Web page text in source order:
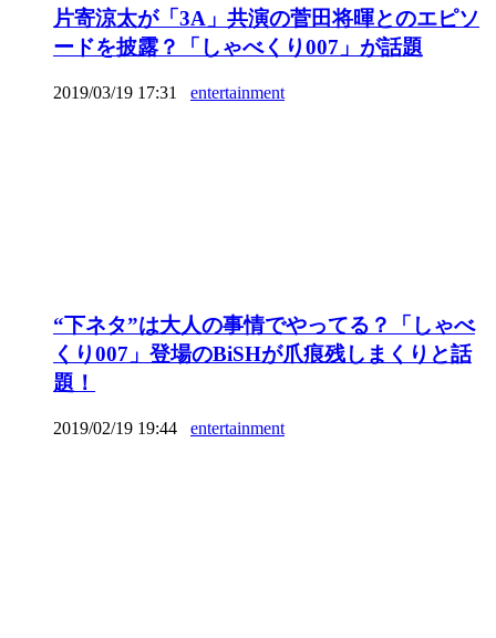
片寄涼太が「3A」共演の菅田将暉とのエピソ
ードを披露？「しゃべくり007」が話題
2019/03/19 17:31 entertainment
“下ネタ”は大人の事情でやってる？「しゃべ
くり007」登場のBiSHが爪痕残しまくりと話
題！
2019/02/19 19:44 entertainment